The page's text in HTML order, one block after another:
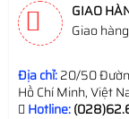
GIAO
Giao
Địa chỉ:20/50
Hồ Chí Minh, Việt
Hotline: